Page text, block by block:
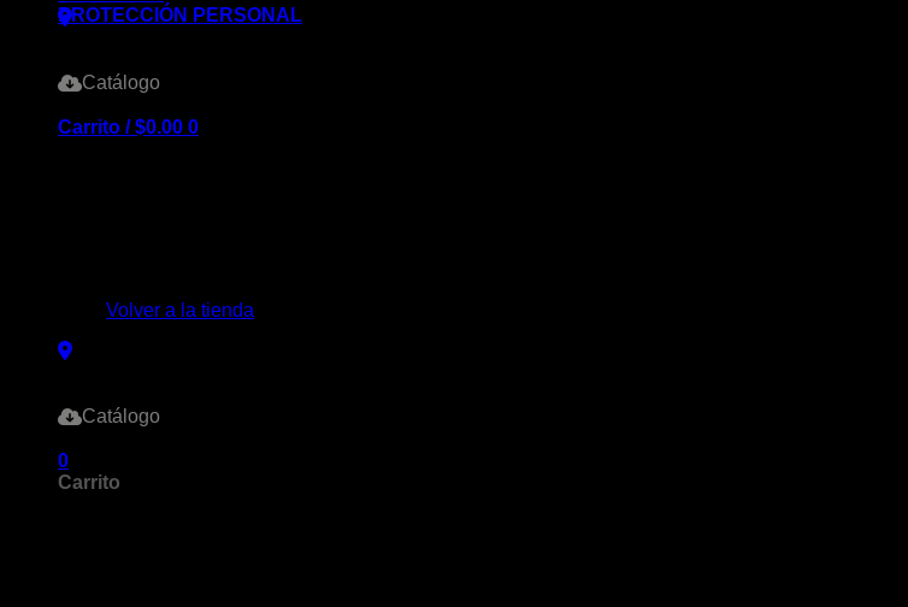
Catálogo
Carrito /$0.00 0
Volver a la tienda
Catálogo
0
Carrito
PROTECCIÓN PERSONAL